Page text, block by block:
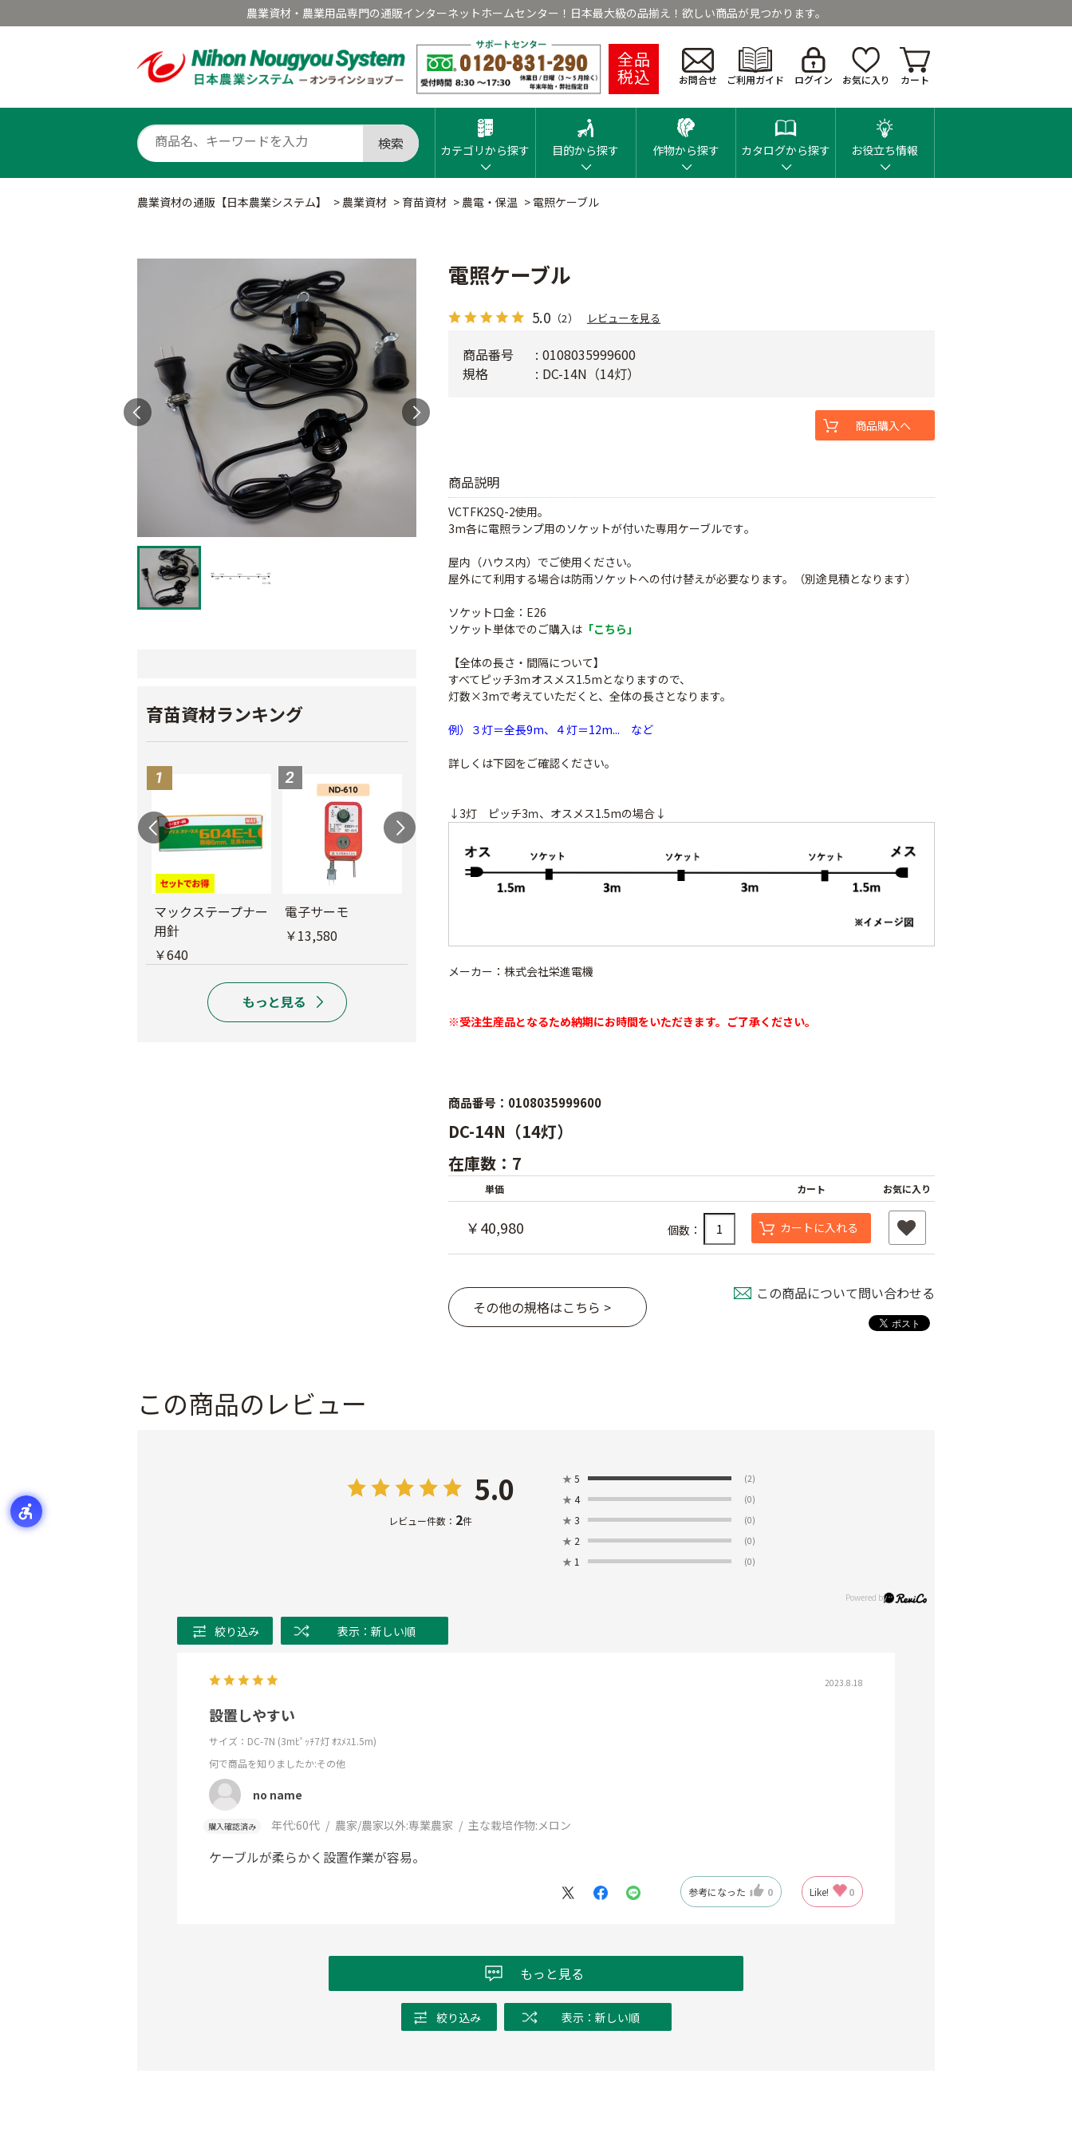
農業資材・農業用品専門の通販インターネットホームセンター！日本最大級の品揃え！欲しい商品が見つかります。
全品
税込 お問合せ ご利用ガイド ログイン お気に入り カート
検索 カテゴリから探す 目的から探す 作物から探す カタログから探す お役立ち情報
農業資材の通販【日本農業システム】 > 農業資材 > 育苗資材 > 農電・保温 > 電照ケーブル
育苗資材ランキング
マックステープナー
用針
￥640
電子サーモ
￥13,580
電照ケーブル
5.0 （2） レビューを見る
商品説明
VCTFK2SQ-2使用。
3m各に電照ランプ用のソケットが付いた専用ケーブルです｡
屋内（ハウス内）でご使用ください。
屋外にて利用する場合は防雨ソケットへの付け替えが必要なります。（別途見積となります）
ソケット口金：E26
ソケット単体でのご購入は 「こちら」
【全体の長さ・間隔について】
すべてピッチ3ｍオスメス1.5mとなりますので、
灯数×3mで考えていただくと、全体の長さとなります。
例）３灯＝全長9m、４灯＝12m... など
詳しくは下図をご確認ください。
↓3灯 ピッチ3ｍ、オスメス1.5mの場合↓
メーカー：株式会社栄進電機
※受注生産品となるため納期にお時間をいただきます。ご了承ください。
商品番号
0108035999600
規格
DC-14N（14灯）
商品購入へ
商品番号：0108035999600
DC-14N（14灯）
在庫数：7
単価 カート お気に入り
￥40,980 個数： カートに入れる
その他の規格はこちら >
この商品について問い合わせる
この商品のレビュー
5.0
レビュー件数： 2件
★ 5 (2)
★ 4 (0)
★ 3 (0)
★ 2 (0)
★ 1 (0)
絞り込み 表示：新しい順
2023.8.18
設置しやすい
サイズ：DC-7N (3mﾋﾟｯﾁ7灯 ｵｽﾒｽ1.5m)
何で商品を知りましたか:その他
no name
購入確認済み 年代:60代 農家/農家以外:専業農家 主な栽培作物:メロン
ケーブルが柔らかく設置作業が容易。
参考になった 0 Like! 0
もっと見る
絞り込み 表示：新しい順